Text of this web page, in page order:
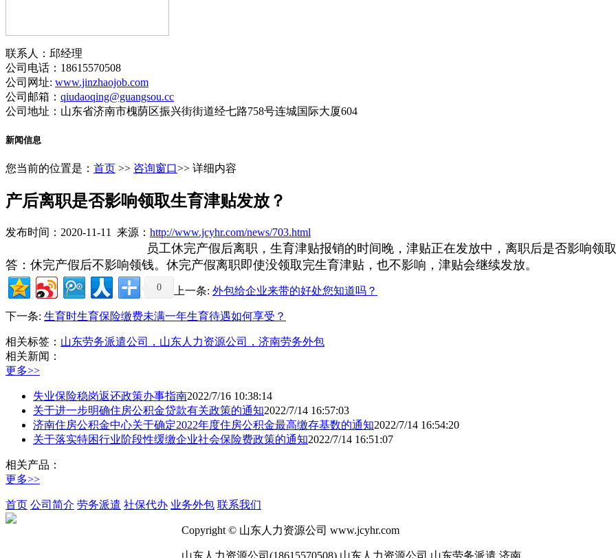
联系人：邱经理
公司电话：18615570508
公司网址: www.jinzhaojob.com
公司邮箱： qiudaoqing@guangsou.cc
公司地址：山东省济南市槐荫区振兴街街道经七路758号连城国际大厦604
新闻信息
您当前的位置是： 首页 >> 咨询窗口>> 详细内容
产后离职是否影响领取生育津贴发放？
发布时间：2020-11-11 来源： http://www.jcyhr.com/news/703.html
员工休完产假后离职，生育津贴报销的时间晚，津贴正在发放中，离职后是否影响领
答： 休完产假后不影响领钱。休完产假离职即使没领取完生育津贴，也不影响，津贴会继续发放。
0 上一条: 外包给企业来带的好处您知道吗？
下一条: 生育时生育保险缴费未满一年生育待遇如何享受？
相关标签： 山东劳务派遣公司，山东人力资源公司，济南劳务外包
相关新闻：
更多>>
失业保险稳岗返还政策办事指南2022/7/16 10:38:14
关于进一步明确住房公积金贷款有关政策的通知2022/7/14 16:57:03
济南住房公积金中心关于确定2022年度住房公积金最高缴存基数的通知2022/7/14 16:54:20
关于落实特困行业阶段性缓缴企业社会保险费政策的通知2022/7/14 16:51:07
相关产品：
更多>>
首页 公司简介 劳务派遣 社保代办 业务外包 联系我们
Copyright © 山东人力资源公司 www.jcyhr.com
山东人力资源公司(18615570508),山东人力资源公司,山东劳务派遣,济南